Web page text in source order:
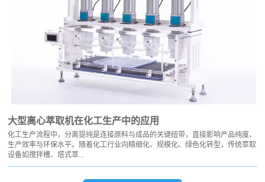
大型离心萃取机在化工生产中的应用
化工生产流程中，分离提纯是连接原料与成品的关键纽带，直接影响产品纯度、
生产效率与环保水平。随着化工行业向精细化、规模化、绿色化转型，传统萃取
设备如搅拌槽、塔式萃...